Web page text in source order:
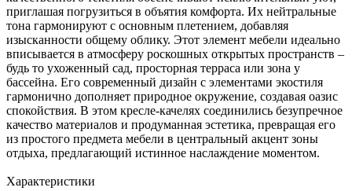
приглашая погрузиться в объятия комфорта. Их нейтральные
тона гармонируют с основным плетением, добавляя
изысканности общему облику. Этот элемент мебели идеально
вписывается в атмосферу роскошных открытых пространств –
будь то ухоженный сад, просторная терраса или зона у
бассейна. Его современный дизайн с элементами экостиля
гармонично дополняет природное окружение, создавая оазис
спокойствия. В этом кресле-качелях соединились безупречное
качество материалов и продуманная эстетика, превращая его
из простого предмета мебели в центральный акцент зоны
отдыха, предлагающий истинное наслаждение моментом.
Характеристики